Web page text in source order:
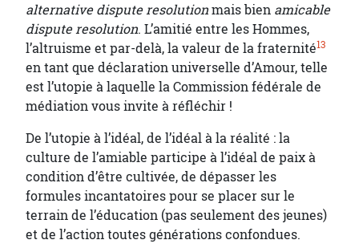
alternative dispute resolutionmais bien amicable
dispute resolution. L’amitié entre les Hommes,
l’altruisme et par-delà, la valeur de la fraternité13
en tant que déclaration universelle d’Amour, telle
est l’utopie à laquelle la Commission fédérale de
médiation vous invite à réfléchir !
De l’utopie à l’idéal, de l’idéal à la réalité : la
culture de l’amiable participe à l’idéal de paix à
condition d’être cultivée, de dépasser les
formules incantatoires pour se placer sur le
terrain de l’éducation (pas seulement des jeunes)
et de l’action toutes générations confondues.